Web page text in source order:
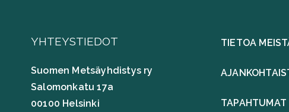
YHTEYSTIEDOT
Suomen Metsäyhdistys ry
Salomonkatu 17a
00100 Helsinki
TIETOA
TAPAHTUMAT